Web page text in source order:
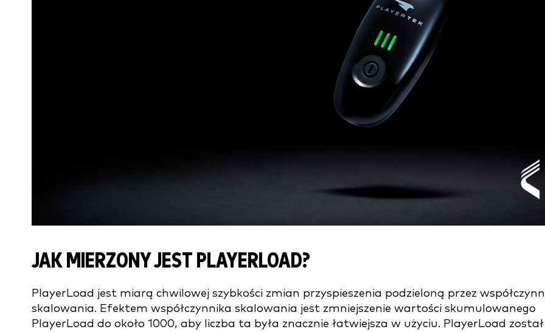
JAK MIERZONY JEST PLAYERLOAD?
PlayerLoad jest miarą chwilowej szybkości zmian przyspieszenia podzieloną przez
skalowania. Efektem współczynnika skalowania jest zmniejszenie wartości skumulowanego
PlayerLoad do około 1000, aby liczba ta była znacznie łatwiejsza w użyciu. PlayerLoad został